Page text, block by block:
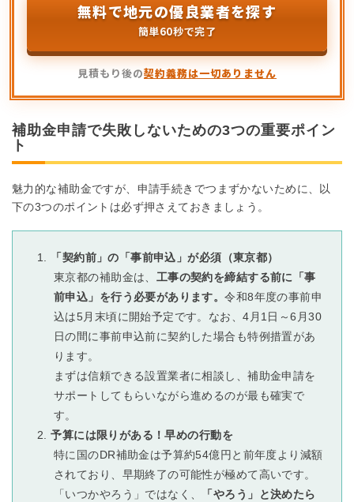
無料で地元の優良業者を探す
簡単60秒で完了
見積もり後の契約義務は一切ありません
補助金申請で失敗しないための3つの重要ポイン
ト
魅力的な補助金ですが、申請手続きでつまずかないために、以
下の3つのポイントは必ず押さえておきましょう。
「契約前」の「事前申込」が必須（東京都）
東京都の補助金は、 工事の契約を締結する前に「事
前申込」を行う必要があります。令和8年度の事前申
込は5月末頃に開始予定です。なお、4月1日～6月30
日の間に事前申込前に契約した場合も特例措置があ
ります。
まずは信頼できる設置業者に相談し、補助金申請を
サポートしてもらいながら進めるのが最も確実で
す。
予算には限りがある！早めの行動を
特に国のDR補助金は予算約54億円と前年度より減額
されており、早期終了の可能性が極めて高いです。
「いつかやろう」ではなく、
「やろう」と決めたら